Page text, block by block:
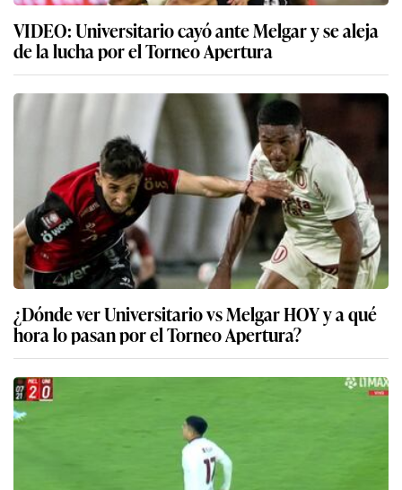
VIDEO: Universitario cayó ante Melgar y se aleja
de la lucha por el Torneo Apertura
¿Dónde ver Universitario vs Melgar HOY y a qué
hora lo pasan por el Torneo Apertura?